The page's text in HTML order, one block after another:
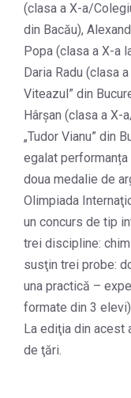
(clasa a X-a/
din Bacău),
Popa (clasa a X-a
Daria Radu (clasa
Viteazul” din
Hârșan (clasa a
„Tudor Vianu” din
egalat
doua medalie de
Olimpiada
un concurs de tip
trei discipline:
susţin trei probe:
una practică –
formate din 3
La ediţia din acest
de ţări.